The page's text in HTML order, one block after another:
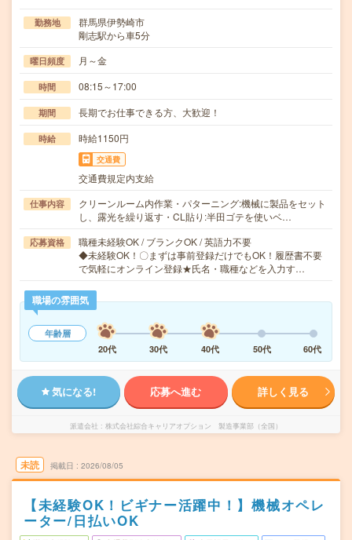
勤務地
群馬県伊勢崎市
剛志駅から車5分
曜日頻度 月～金
時間 08:15～17:00
期間 長期でお仕事できる方、大歓迎！
時給 時給1150円
交通費
交通費規定内支給
仕事内容
クリーンルーム内作業・パターニング:機械に製品をセット
し、露光を繰り返す・CL貼り:半田ゴテを使いベ…
応募資格
職種未経験OK / ブランクOK / 英語力不要
◆未経験OK！〇まずは事前登録だけでもOK！履歴書不要
で気軽にオンライン登録★氏名・職種などを入力す…
職場の雰囲気
年齢層
20代
30代 40代 50代 60代
気になる! 応募へ進む 詳しく見る
派遣会社 株式会社綜合キャリアオプション 製造事業部（全国）
未読 掲載日 2026/08/05
【未経験OK！ビギナー活躍中！】機械オペレ
ーター/日払いOK